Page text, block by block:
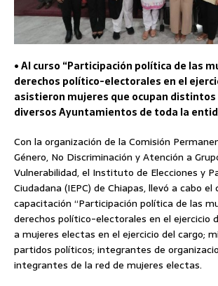
• Al curso “Participación política de las
derechos político-electorales en el
asistieron mujeres que ocupan distintos
diversos Ayuntamientos de toda la
Con la organización de la Comisión
Género, No Discriminación y Atención a
Vulnerabilidad, el Instituto de Elecciones y
Ciudadana (IEPC) de Chiapas, llevó a cabo el
capacitación “Participación política de las
derechos político-electorales en el ejercicio
a mujeres electas en el ejercicio del cargo;
partidos políticos; integrantes de
integrantes de la red de mujeres electas.